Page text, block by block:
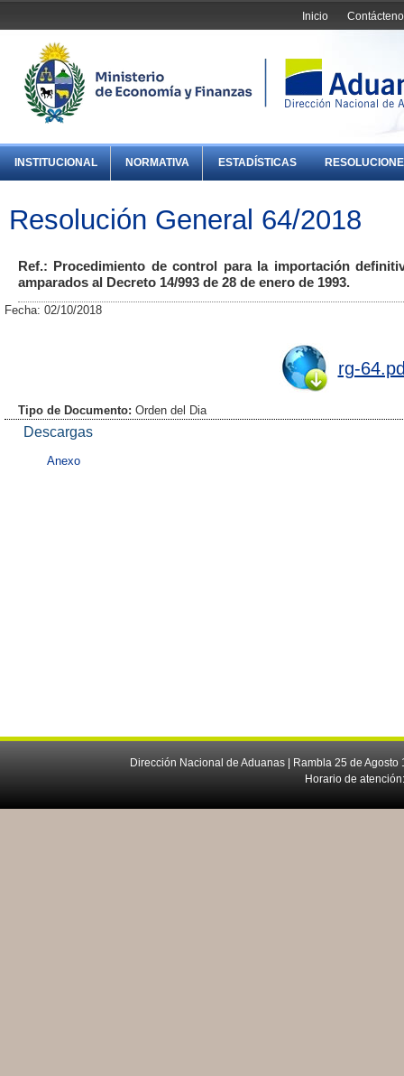
Inicio
INSTITUCIONAL NORMATIVA ESTADÍSTICAS
Resolución General 64/2018
Ref.: Procedimiento de control para la importación
amparados al Decreto 14/993 de 28 de enero de 1993.
Fecha: 02/10/2018
rg-
Tipo de Documento: Orden del Dia
Descargas
Anexo
Dirección Nacional de Aduanas | Rambla 25 de
Horario de